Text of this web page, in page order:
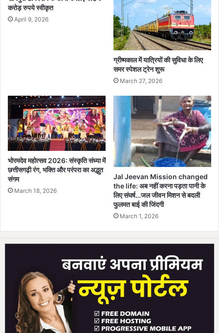
न
उ
ना
मां
क
न
करोड़ रुपये स्वीकृत
April 9, 2026
ग्रीष्मकाल में यात्रियों की सुविधा के लिए
समर स्पेशल ट्रेन शुरू
March 27, 2026
भोरमदेव महोत्सव 2026: संस्कृति संध्या में
छत्तीसगढ़ी रंग, भक्ति और परंपरा का अद्भुत
संगम
March 18, 2026
Jal Jeevan Mission changed
the life: अब नहीं करना पड़ता पानी के
लिए संघर्ष…जल जीवन मिशन से बदली
फुलमत बाई की जिंदगी
March 1, 2026